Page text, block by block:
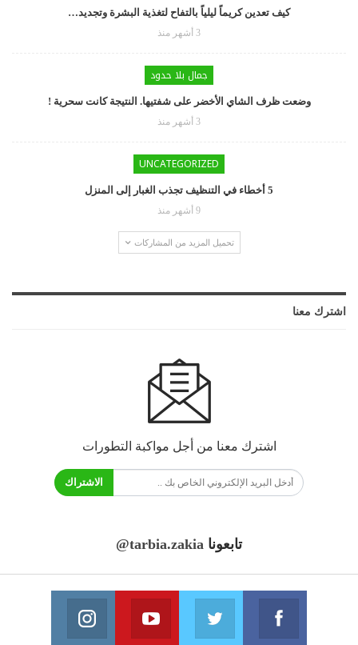
كيف تعدين كريماً ليلياً بالتفاح لتغذية البشرة وتجديد…
3 أشهر منذ
جمال بلا حدود
وضعت ظرف الشاي الأخضر على شفتيها. النتيجة كانت سحرية !
3 أشهر منذ
UNCATEGORIZED
5 أخطاء في التنظيف تجذب الغبار إلى المنزل
9 أشهر منذ
تحميل المزيد من المشاركات
اشترك معنا
اشترك معنا من أجل مواكبة التطورات
الاشتراك
تابعونا @tarbia.zakia
فايسبوك
انضم الينا انضم الينا
يوتيوب
انضم الينا